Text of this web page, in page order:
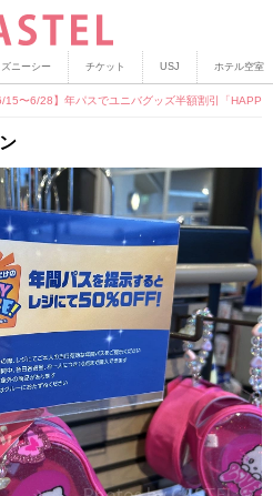
ニーシー チケット USJ ホテル空室
6/15〜6/28】年パスでユニバグッズ半額割引「